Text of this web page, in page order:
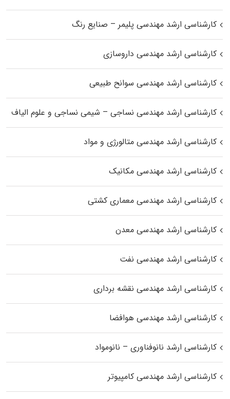
کارشناسی ارشد مهندسی پلیمر – صنایع رنگ
کارشناسی ارشد مهندسی داروسازی
کارشناسی ارشد مهندسی سوانح طبیعی
کارشناسی ارشد مهندسی نساجی – شیمی نساجی و علوم الیاف
کارشناسی ارشد مهندسی متالورژی و مواد
کارشناسی ارشد مهندسی مکانیک
کارشناسی ارشد مهندسی معماری کشتی
کارشناسی ارشد مهندسی معدن
کارشناسی ارشد مهندسی نفت
کارشناسی ارشد مهندسی نقشه برداری
کارشناسی ارشد مهندسی هوافضا
کارشناسی ارشد نانوفناوری – نانومواد
کارشناسی ارشد مهندسی کامپیوتر